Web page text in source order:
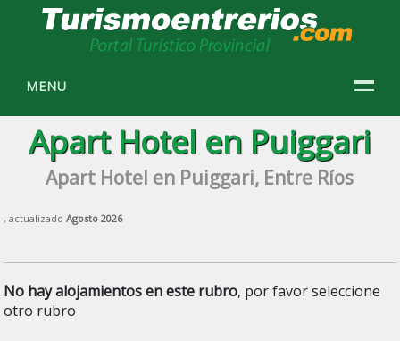
MENU
Apart Hotel en Puiggari
Apart Hotel en Puiggari, Entre Ríos
, actualizadoAgosto 2026
No hay alojamientos en este rubro, por favor seleccione
otro rubro